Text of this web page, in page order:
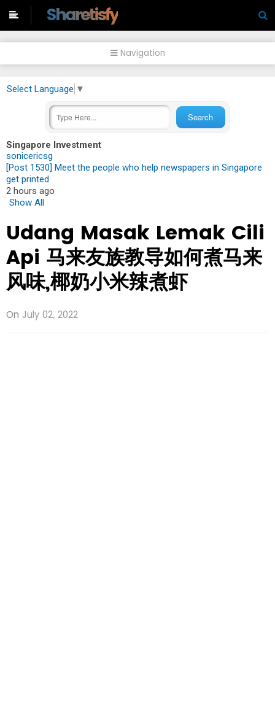
Sharetisfy
Navigation
Select Language ▼
Singapore Investment
sonicericsg
[Post 1530] Meet the people who help newspapers in Singapore
get printed
2 hours ago
Show All
Udang Masak Lemak Cili
Api 马来友族教导如何煮马来
风味,椰奶小米辣煮虾
On July 02, 2022